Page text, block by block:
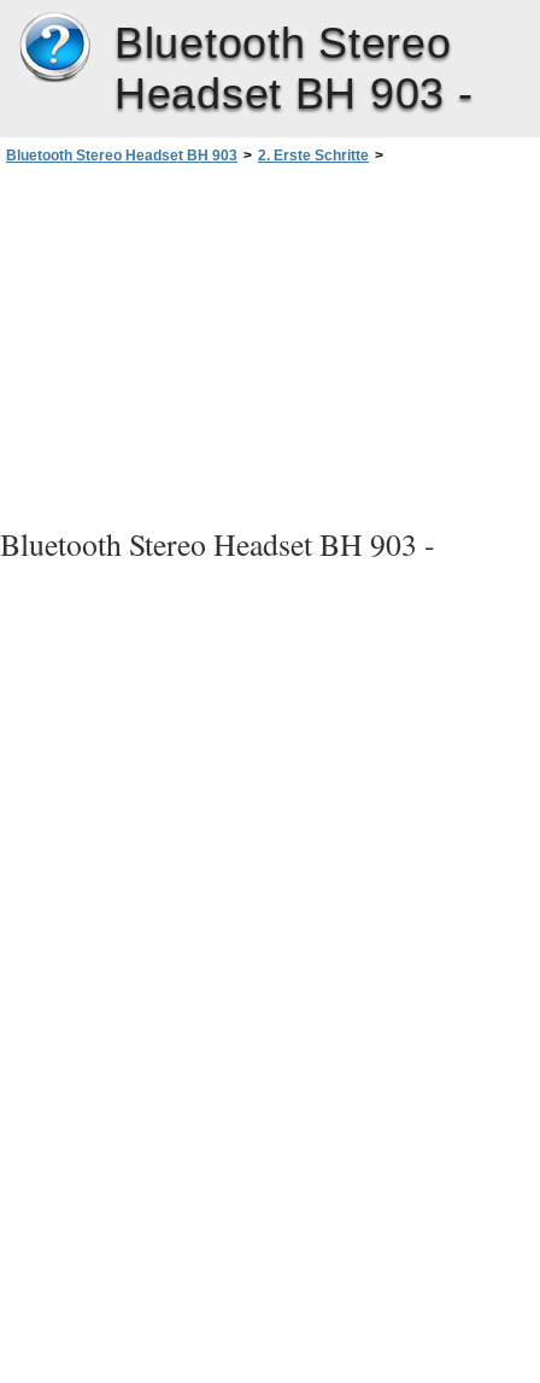
Bluetooth Stereo
Headset BH 903 -
Bluetooth Stereo Headset BH 903 > 2. Erste Schritte >
Bluetooth Stereo Headset BH 903 -